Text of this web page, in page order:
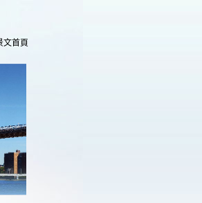
文首頁